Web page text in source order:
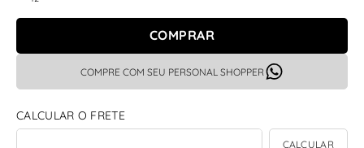
COMPRAR
COMPRE COM SEU PERSONAL SHOPPER